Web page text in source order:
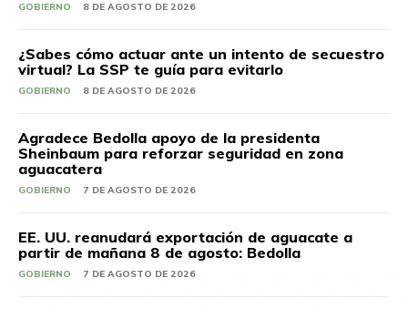
GOBIERNO 8 DE AGOSTO DE 2026
¿Sabes cómo actuar ante un intento de secuestro
virtual? La SSP te guía para evitarlo
GOBIERNO 8 DE AGOSTO DE 2026
Agradece Bedolla apoyo de la presidenta
Sheinbaum para reforzar seguridad en zona
aguacatera
GOBIERNO 7 DE AGOSTO DE 2026
EE. UU. reanudará exportación de aguacate a
partir de mañana 8 de agosto: Bedolla
GOBIERNO 7 DE AGOSTO DE 2026